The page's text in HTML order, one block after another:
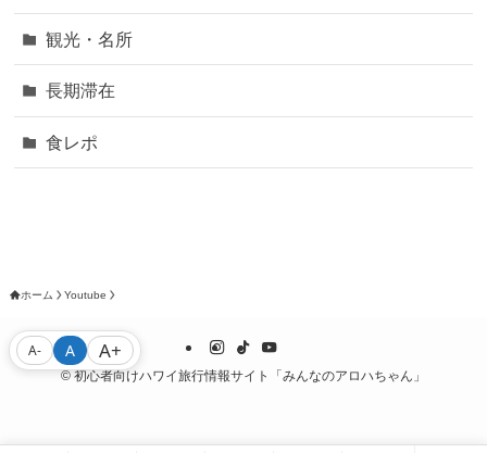
観光・名所
長期滞在
食レポ
ホーム Youtube
©初心者向けハワイ旅行情報サイト「みんなのアロハちゃん」
A- A A+